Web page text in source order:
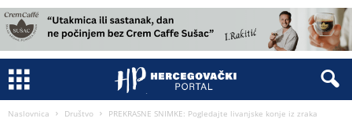
Naslovnica Društvo PREKRASNE SNIMKE: Pogledajte livanjske konje iz zraka